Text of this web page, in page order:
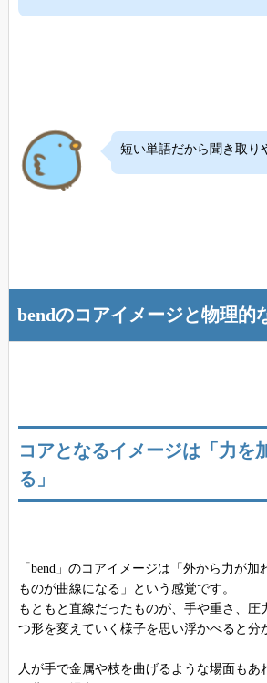
短い単語だから聞き取り
bendのコアイメージと物理的
コアとなるイメージは「力を
る」
「bend」のコアイメージは「外から力が
ものが曲線になる」という感覚です。
もともと直線だったものが、手や重さ、圧
つ形を変えていく様子を思い浮かべると分
人が手で金属や枝を曲げるような場面もあ